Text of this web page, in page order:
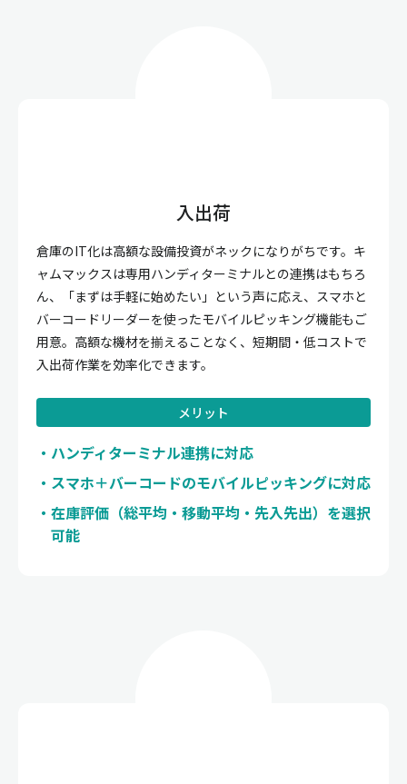
入出荷
倉庫のIT化は高額な設備投資がネックになりがちです。キ
ャムマックスは専用ハンディターミナルとの連携はもちろ
ん、「まずは手軽に始めたい」という声に応え、スマホと
バーコードリーダーを使ったモバイルピッキング機能もご
用意。高額な機材を揃えることなく、短期間・低コストで
入出荷作業を効率化できます。
メリット
ハンディターミナル連携に対応
スマホ＋バーコードのモバイルピッキングに対応
在庫評価（総平均・移動平均・先入先出）を選択
可能